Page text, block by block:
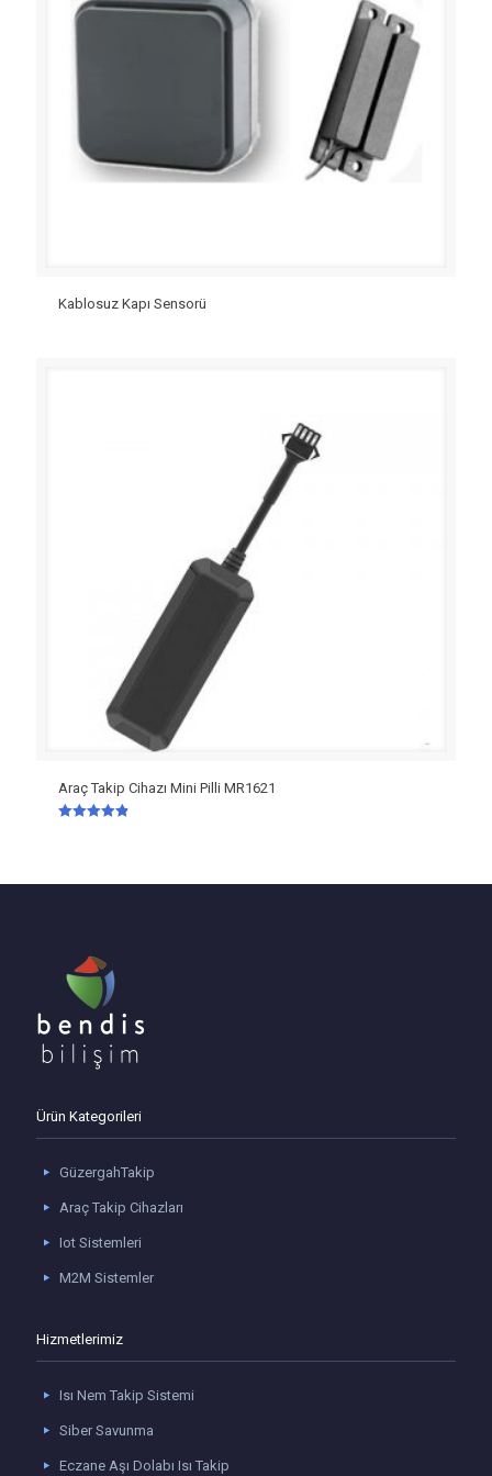
Kablosuz Kapı Sensorü
Araç Takip Cihazı Mini Pilli MR1621
Ürün Kategorileri
GüzergahTakip
Araç Takip Cihazları
Iot Sistemleri
M2M Sistemler
Hizmetlerimiz
Isı Nem Takip Sistemi
Siber Savunma
Eczane Aşı Dolabı Isı Takip